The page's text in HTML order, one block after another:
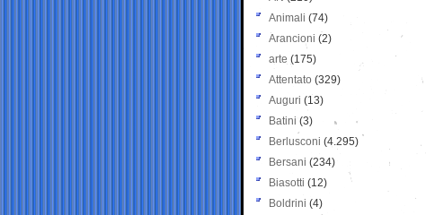
Animali (74)
Arancioni (2)
arte (175)
Attentato (329)
Auguri (13)
Batini (3)
Berlusconi (4.295)
Bersani (234)
Biasotti (12)
Boldrini (4)